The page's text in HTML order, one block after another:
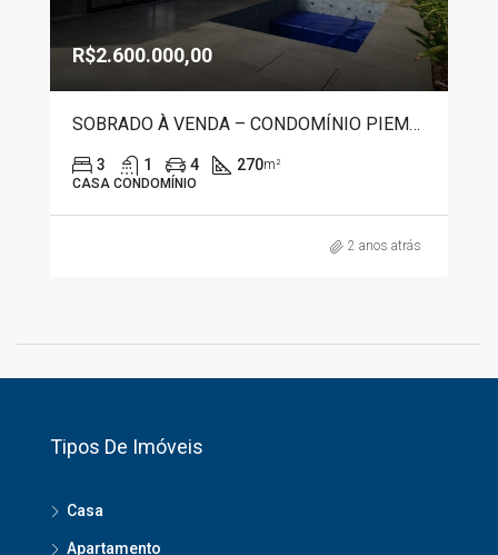
R$2.600.000,00
SOBRADO À VENDA – CONDOMÍNIO PIEMONTE 1101
3 1 4 270m²
CASA CONDOMÍNIO
2 anos atrás
Tipos De Imóveis
Casa
Apartamento